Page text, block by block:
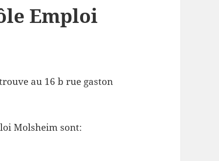
Emploi
au 16 b rue gaston
Molsheim sont: